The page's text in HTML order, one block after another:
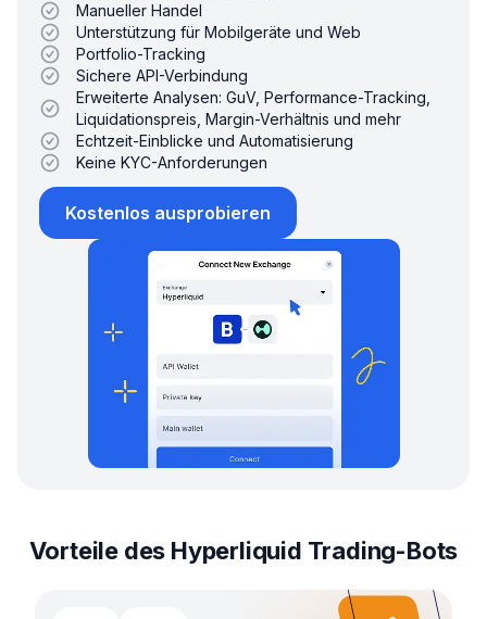
Manueller Handel
Unterstützung für Mobilgeräte und Web
Portfolio-Tracking
Sichere API-Verbindung
Erweiterte Analysen: GuV, Performance-Tracking,
Liquidationspreis, Margin-Verhältnis und mehr
Echtzeit-Einblicke und Automatisierung
Keine KYC-Anforderungen
Kostenlos ausprobieren
Vorteile des Hyperliquid Trading-Bots